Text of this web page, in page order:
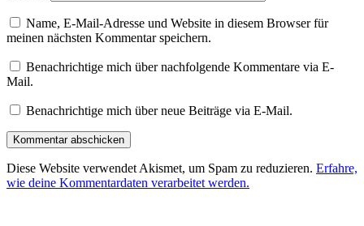
Name, E-Mail-Adresse und Website in diesem Browser für
meinen nächsten Kommentar speichern.
Benachrichtige mich über nachfolgende Kommentare via E-
Mail.
Benachrichtige mich über neue Beiträge via E-Mail.
Diese Website verwendet Akismet, um Spam zu reduzieren. Erfahre,
wie deine Kommentardaten verarbeitet werden.